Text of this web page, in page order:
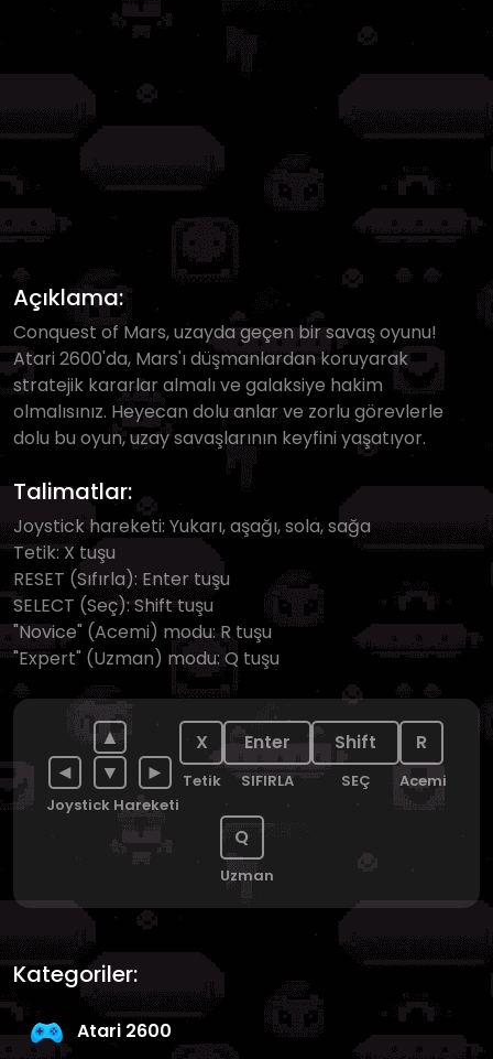
Açıklama:
Conquest of Mars, uzayda geçen bir savaş oyunu!
Atari 2600'da, Mars'ı düşmanlardan koruyarak
stratejik kararlar almalı ve galaksiye hakim
olmalısınız. Heyecan dolu anlar ve zorlu görevlerle
dolu bu oyun, uzay savaşlarının keyfini yaşatıyor.
Talimatlar:
Joystick hareketi: Yukarı, aşağı, sola, sağa
Tetik: X tuşu
RESET (Sıfırla): Enter tuşu
SELECT (Seç): Shift tuşu
"Novice" (Acemi) modu: R tuşu
"Expert" (Uzman) modu: Q tuşu
▲
◄
▼ ►
Joystick Hareketi
X
Tetik
Enter
SIFIRLA
Shift
SEÇ
R
Acemi
Q
Uzman
Kategoriler:
Atari 2600